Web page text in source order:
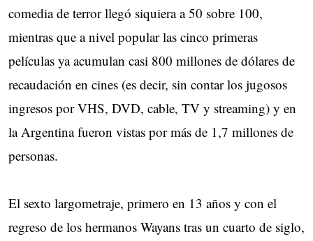
comedia de terror llegó siquiera a 50 sobre 100,
mientras que a nivel popular las cinco primeras
películas ya acumulan casi 800 millones de dólares de
recaudación en cines (es decir, sin contar los jugosos
ingresos por VHS, DVD, cable, TV y streaming) y en
la Argentina fueron vistas por más de 1,7 millones de
personas.
El sexto largometraje, primero en 13 años y con el
regreso de los hermanos Wayans tras un cuarto de siglo,